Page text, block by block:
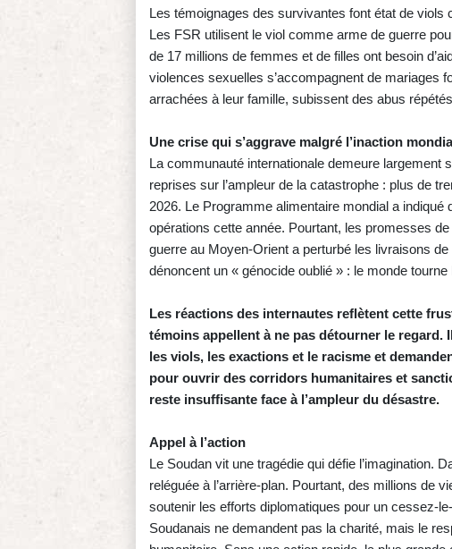
Les témoignages des survivantes font état de viols
Les FSR utilisent le viol comme arme de guerre
de 17 millions de femmes et de filles ont besoin
violences sexuelles s’accompagnent de mariages
arrachées à leur famille, subissent des abus
Une crise qui s’aggrave malgré l’inaction
La communauté internationale demeure largement
reprises sur l’ampleur de la catastrophe : plus de
2026. Le Programme alimentaire mondial a
opérations cette année. Pourtant, les promesses
guerre au Moyen‑Orient a perturbé les livraisons
dénoncent un « génocide oublié » : le monde
Les réactions des internautes reflètent cette
témoins appellent à ne pas détourner le
les viols, les exactions et le racisme et
pour ouvrir des corridors humanitaires et
reste insuffisante face à l’ampleur du désastre.
Appel à l’action
Le Soudan vit une tragédie qui défie l’imagination.
reléguée à l’arrière-plan. Pourtant, des millions de
soutenir les efforts diplomatiques pour un
Soudanais ne demandent pas la charité, mais le